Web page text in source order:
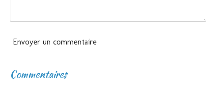
Envoyer un commentaire
Commentaires